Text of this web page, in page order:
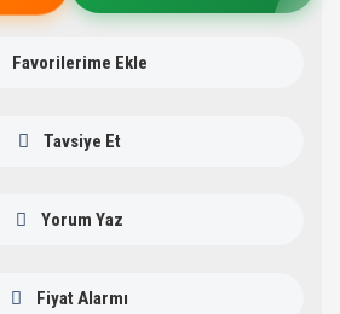
Tavsiye Et
Yorum Yaz
Fiyat Alarmı